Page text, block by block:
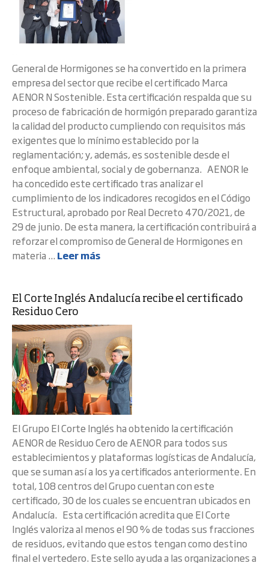
General de Hormigones se ha convertido en la primera
empresa del sector que recibe el certificado Marca
AENOR N Sostenible. Esta certificación respalda que su
proceso de fabricación de hormigón preparado garantiza
la calidad del producto cumpliendo con requisitos más
exigentes que lo mínimo establecido por la
reglamentación; y, además, es sostenible desde el
enfoque ambiental, social y de gobernanza. AENOR le
ha concedido este certificado tras analizar el
cumplimiento de los indicadores recogidos en el Código
Estructural, aprobado por Real Decreto 470/2021, de
29 de junio. De esta manera, la certificación contribuirá a
reforzar el compromiso de General de Hormigones en
materia ... Leer más
El Corte Inglés Andalucía recibe el certificado
Residuo Cero
El Grupo El Corte Inglés ha obtenido la certificación
AENOR de Residuo Cero de AENOR para todos sus
establecimientos y plataformas logísticas de Andalucía,
que se suman así a los ya certificados anteriormente. En
total, 108 centros del Grupo cuentan con este
certificado, 30 de los cuales se encuentran ubicados en
Andalucía. Esta certificación acredita que El Corte
Inglés valoriza al menos el 90 % de todas sus fracciones
de residuos, evitando que estos tengan como destino
final el vertedero. Este sello ayuda a las organizaciones a